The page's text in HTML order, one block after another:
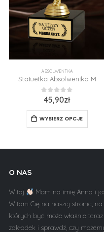
ABSOLWENTKA
Statuetka Absolwentka M
z 5
45,90zł
WYBIERZ OPCJE
O NAS
Witaj
Mam na imię Anna i
Witam Cię na naszej stronie,
których być może właśnie
zakładek i sprawdź, czy